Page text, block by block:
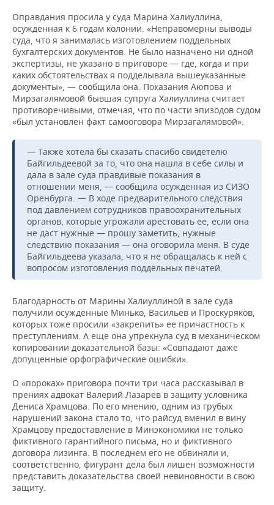
Оправдания просила у суда Марина Халиуллина,
осужденная к 6 годам колонии. «Неправомерны выводы
суда, что я занималась изготовлением поддельных
бухгалтерских документов. Не было назначено ни одной
экспертизы, не указано в приговоре — где, когда и при
каких обстоятельствах я подделывала вышеуказанные
документы», — сообщила она. Показания Аюпова и
Мирзагалямовой бывшая супруга Халиуллина считает
противоречивыми, отмечая, что по части эпизодов судом
«был установлен факт самооговора Мирзагалямовой».
— Также хотела бы сказать спасибо свидетелю
Байгильдеевой за то, что она нашла в себе силы и
дала в зале суда правдивые показания в
отношении меня, — сообщила осужденная из СИЗО
Оренбурга. — В ходе предварительного следствия
под давлением сотрудников правоохранительных
органов, которые угрожали арестовать ее, если она
не даст нужные — прошу заметить, нужные
следствию показания — она оговорила меня. В суде
Байгильдеева указала, что я не обращалась к ней с
вопросом изготовления поддельных печатей.
Благодарность от Марины Халиуллиной в зале суда
получили осужденные Минько, Васильев и Проскуряков,
которых тоже просили «закрепить» ее причастность к
преступлениям. А еще она упрекнула суд в механическом
копировании доказательной базы: «Совпадают даже
допущенные орфографические ошибки».
О «пороках» приговора почти три часа рассказывал в
прениях адвокат Валерий Лазарев в защиту условника
Дениса Храмцова. По его мнению, одним из грубых
нарушений закона стало то, что райсуд вменил в вину
Храмцову предоставление в Минэкономики не только
фиктивного гарантийного письма, но и фиктивного
договора лизинга. В последнем его не обвиняли и,
соответственно, фигурант дела был лишен возможности
представить доказательства своей невиновности в свою
защиту.